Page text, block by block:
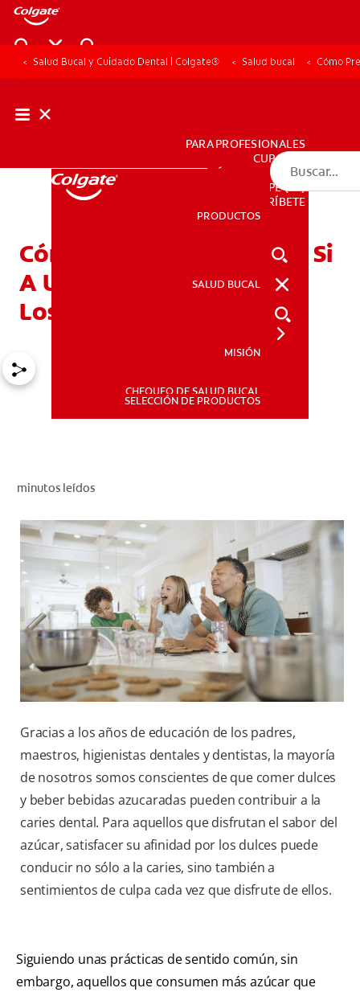
PRODUCTOS
PARA PROFESIONALES
DÓNDE COMPRAR
PE (ES)
PARA PROFESIONALES
CUPONES
DÓNDE COMPRAR
PE (ES)
SUSCRÍBETE
PRODUCTOS
SALUD BUCAL
MISIÓN
CHEQUEO DE SALUD BUCAL
SELECCIÓN DE PRODUCTOS
Salud Bucal y Cuidado Dental | Colgate® Salud bucal Cómo
Cómo Prevenir Las Caries Si
A Usted Le Gustan Mucho
Los Dulces
minutos leídos
Gracias a los años de educación de los padres,
maestros, higienistas dentales y dentistas, la mayoría
de nosotros somos conscientes de que comer dulces
y beber bebidas azucaradas pueden contribuir a la
caries dental. Para aquellos que disfrutan el sabor del
azúcar, satisfacer su afinidad por los dulces puede
conducir no sólo a la caries, sino también a
sentimientos de culpa cada vez que disfrute de ellos.
Siguiendo unas prácticas de sentido común, sin
embargo, aquellos que consumen más azúcar que